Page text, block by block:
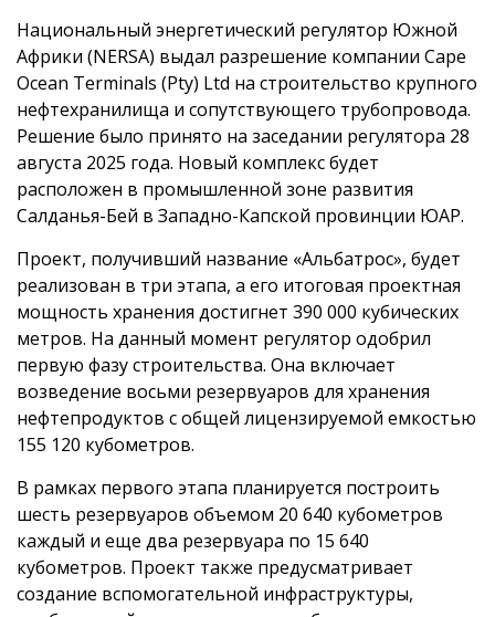
Национальный энергетический регулятор Южной
Африки (NERSA) выдал разрешение компании Cape
Ocean Terminals (Pty) Ltd на строительство крупного
нефтехранилища и сопутствующего трубопровода.
Решение было принято на заседании регулятора 28
августа 2025 года. Новый комплекс будет
расположен в промышленной зоне развития
Салданья-Бей в Западно-Капской провинции ЮАР.
Проект, получивший название «Альбатрос», будет
реализован в три этапа, а его итоговая проектная
мощность хранения достигнет 390 000 кубических
метров. На данный момент регулятор одобрил
первую фазу строительства. Она включает
возведение восьми резервуаров для хранения
нефтепродуктов с общей лицензируемой емкостью
155 120 кубометров.
В рамках первого этапа планируется построить
шесть резервуаров объемом 20 640 кубометров
каждый и еще два резервуара по 15 640
кубометров. Проект также предусматривает
создание вспомогательной инфраструктуры,